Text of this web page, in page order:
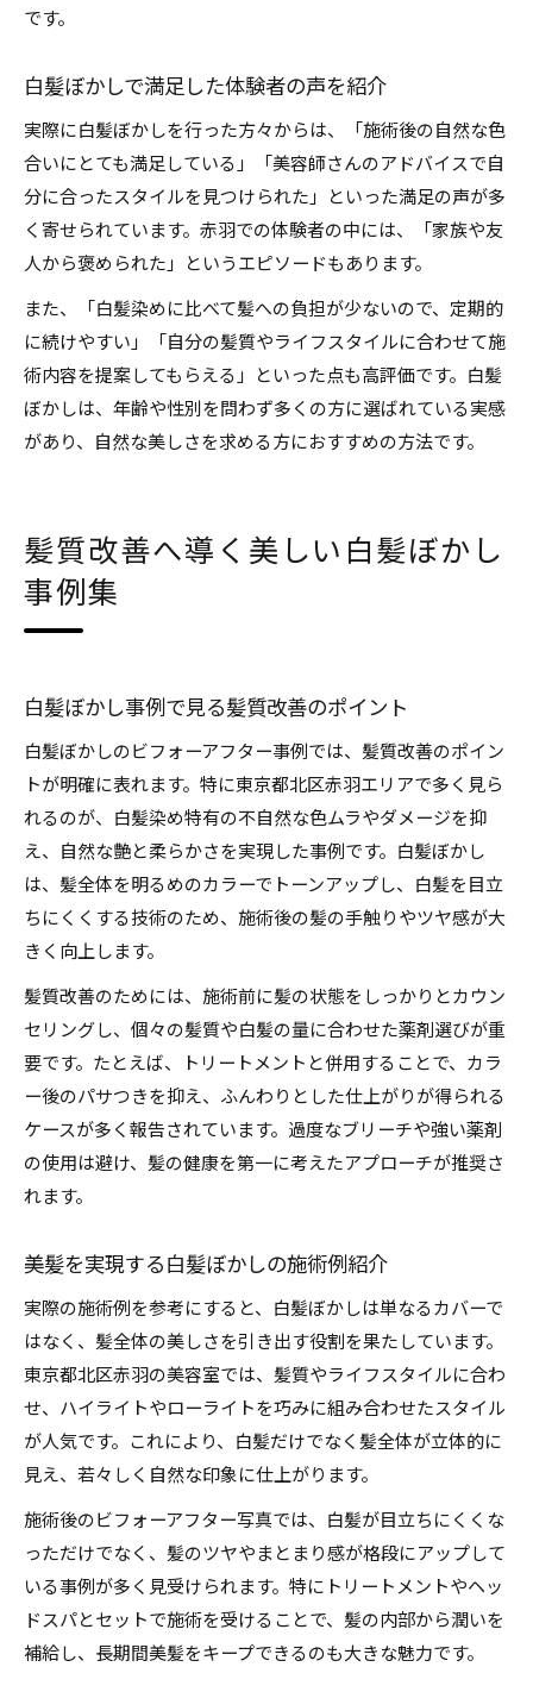
です。
白髪ぼかしで満足した体験者の声を紹介
実際に白髪ぼかしを行った方々からは、「施術後の自然な色
合いにとても満足している」「美容師さんのアドバイスで自
分に合ったスタイルを見つけられた」といった満足の声が多
く寄せられています。赤羽での体験者の中には、「家族や友
人から褒められた」というエピソードもあります。
また、「白髪染めに比べて髪への負担が少ないので、定期的
に続けやすい」「自分の髪質やライフスタイルに合わせて施
術内容を提案してもらえる」といった点も高評価です。白髪
ぼかしは、年齢や性別を問わず多くの方に選ばれている実感
があり、自然な美しさを求める方におすすめの方法です。
髪質改善へ導く美しい白髪ぼかし
事例集
白髪ぼかし事例で見る髪質改善のポイント
白髪ぼかしのビフォーアフター事例では、髪質改善のポイン
トが明確に表れます。特に東京都北区赤羽エリアで多く見ら
れるのが、白髪染め特有の不自然な色ムラやダメージを抑
え、自然な艶と柔らかさを実現した事例です。白髪ぼかし
は、髪全体を明るめのカラーでトーンアップし、白髪を目立
ちにくくする技術のため、施術後の髪の手触りやツヤ感が大
きく向上します。
髪質改善のためには、施術前に髪の状態をしっかりとカウン
セリングし、個々の髪質や白髪の量に合わせた薬剤選びが重
要です。たとえば、トリートメントと併用することで、カラ
ー後のパサつきを抑え、ふんわりとした仕上がりが得られる
ケースが多く報告されています。過度なブリーチや強い薬剤
の使用は避け、髪の健康を第一に考えたアプローチが推奨さ
れます。
美髪を実現する白髪ぼかしの施術例紹介
実際の施術例を参考にすると、白髪ぼかしは単なるカバーで
はなく、髪全体の美しさを引き出す役割を果たしています。
東京都北区赤羽の美容室では、髪質やライフスタイルに合わ
せ、ハイライトやローライトを巧みに組み合わせたスタイル
が人気です。これにより、白髪だけでなく髪全体が立体的に
見え、若々しく自然な印象に仕上がります。
施術後のビフォーアフター写真では、白髪が目立ちにくくな
っただけでなく、髪のツヤやまとまり感が格段にアップして
いる事例が多く見受けられます。特にトリートメントやヘッ
ドスパとセットで施術を受けることで、髪の内部から潤いを
補給し、長期間美髪をキープできるのも大きな魅力です。